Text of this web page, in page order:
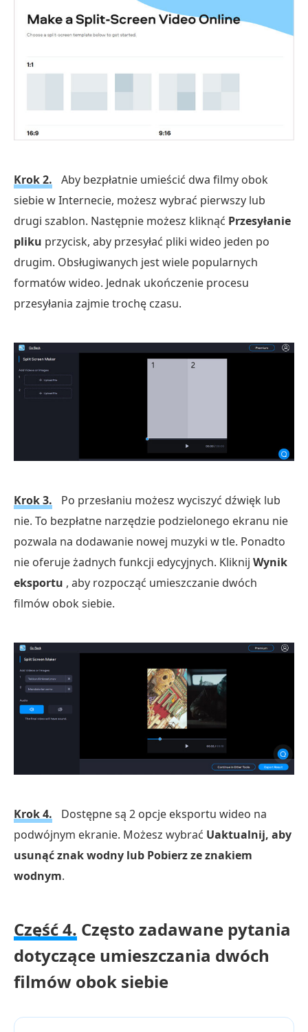
Krok 2.
Aby bezpłatnie umieścić dwa filmy obok
siebie w Internecie, możesz wybrać pierwszy lub
drugi szablon. Następnie możesz kliknąć Przesyłanie
pliku przycisk, aby przesyłać pliki wideo jeden po
drugim. Obsługiwanych jest wiele popularnych
formatów wideo. Jednak ukończenie procesu
przesyłania zajmie trochę czasu.
Krok 3.
Po przesłaniu możesz wyciszyć dźwięk lub
nie. To bezpłatne narzędzie podzielonego ekranu nie
pozwala na dodawanie nowej muzyki w tle. Ponadto
nie oferuje żadnych funkcji edycyjnych. Kliknij Wynik
eksportu , aby rozpocząć umieszczanie dwóch
filmów obok siebie.
Krok 4.
Dostępne są 2 opcje eksportu wideo na
podwójnym ekranie. Możesz wybrać Uaktualnij, aby
usunąć znak wodny lub Pobierz ze znakiem
wodnym.
Część 4. Często zadawane pytania
dotyczące umieszczania dwóch
filmów obok siebie